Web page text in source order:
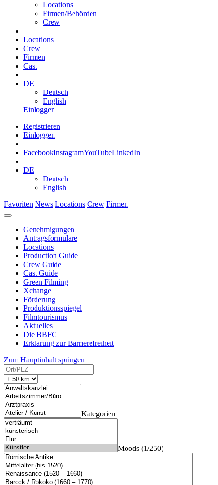
Locations
Firmen/Behörden
Crew
Locations
Crew
Firmen
Cast
DE
Deutsch
English
Einloggen
Registrieren
Einloggen
FacebookInstagramYouTubeLinkedIn
DE
Deutsch
English
Favoriten News Locations Crew Firmen
Genehmigungen
Antragsformulare
Locations
Production Guide
Crew Guide
Cast Guide
Green Filming
Xchange
Förderung
Produktionsspiegel
Filmtourismus
Aktuelles
Die BBFC
Erklärung zur Barrierefreiheit
Zum Hauptinhalt springen
Kategorien
Moods (1/250)